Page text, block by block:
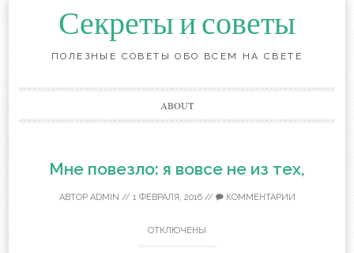
Секреты и советы
ПОЛЕЗНЫЕ СОВЕТЫ ОБО ВСЕМ НА СВЕТЕ
Перейти
к
ABOUT
Мне повезло: я вовсе не из тех,
АВТОР ADMIN // 1 ФЕВРАЛЯ, 2016// КОММЕНТАРИИ
ОТКЛЮЧЕНЫ